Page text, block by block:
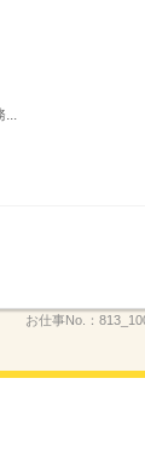
...
お仕事No.：